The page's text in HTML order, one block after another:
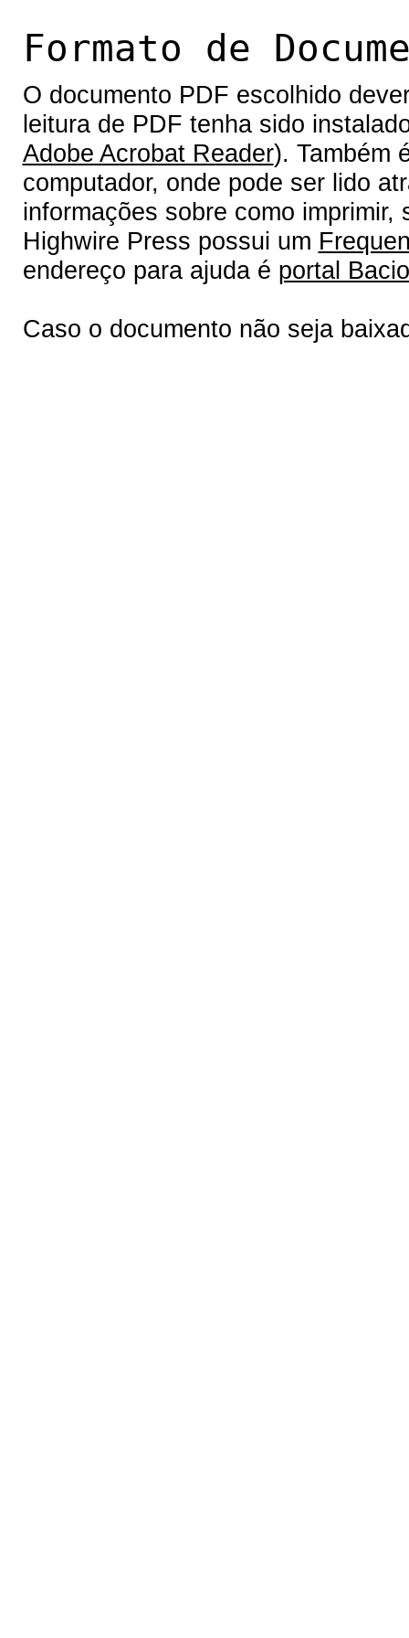
Formato de
O documento PDF escolhido
leitura de PDF tenha sido
Adobe Acrobat Reader). Também
computador, onde pode ser lido
informações sobre como
Highwire Press possui um
endereço para ajuda é portal
Caso o documento não seja